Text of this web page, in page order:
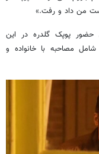
من داد و رفت.»
پوپک گلدره در این
مصاحبه با خانواده و